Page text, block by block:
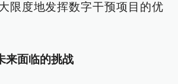
限度地发挥数字干预项目的优
来面临的挑战